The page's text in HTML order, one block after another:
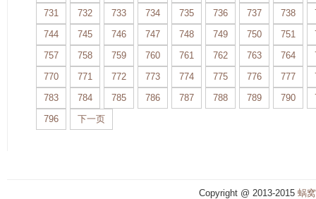
731
732 733 734 735 736 737 738
744
745 746 747 748 749 750 751
757
758 759 760 761 762 763 764
770
771 772 773 774 775 776 777
783
784 785 786 787 788 789 790
796
下一页
Copyright @ 2013-2015 蜗